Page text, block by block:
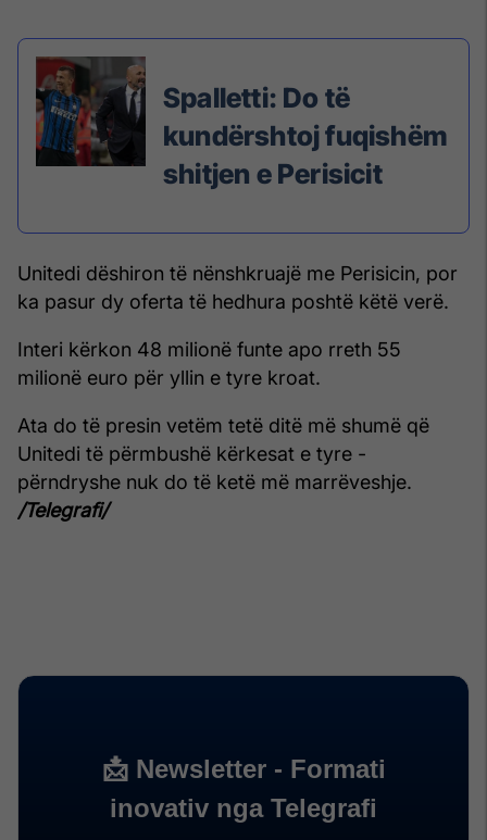
Spalletti: Do të
kundërshtoj fuqishëm
shitjen e Perisicit
Unitedi dëshiron të nënshkruajë me Perisicin, por
ka pasur dy oferta të hedhura poshtë këtë verë.
Interi kërkon 48 milionë funte apo rreth 55
milionë euro për yllin e tyre kroat.
Ata do të presin vetëm tetë ditë më shumë që
Unitedi të përmbushë kërkesat e tyre -
përndryshe nuk do të ketë më marrëveshje.
/Telegrafi/